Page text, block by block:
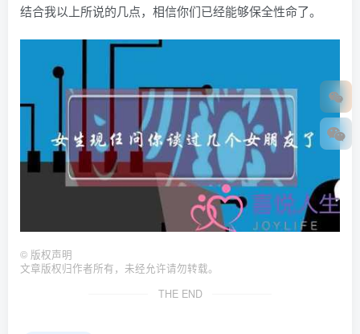
结合我以上所说的几点，相信你们已经能够保全性命了。
© 版权声明
文章版权归作者所有，未经允许请勿转载。
THE END